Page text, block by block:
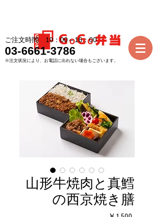
ご注文時間 10：00～16：00
03-6661-3786
※注文状況により、お電話に出れない場合もございます。
山形牛焼肉と真鱈
の西京焼き膳